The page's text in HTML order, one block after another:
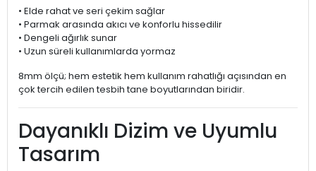
• Elde rahat ve seri çekim sağlar
• Parmak arasında akıcı ve konforlu hissedilir
• Dengeli ağırlık sunar
• Uzun süreli kullanımlarda yormaz
8mm ölçü; hem estetik hem kullanım rahatlığı açısından en
çok tercih edilen tesbih tane boyutlarından biridir.
Dayanıklı Dizim ve Uyumlu
Tasarım